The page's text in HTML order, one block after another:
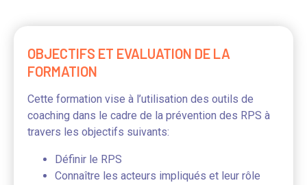
OBJECTIFS ET EVALUATION DE LA
FORMATION
Cette formation vise à l’utilisation des outils de
coaching dans le cadre de la prévention des RPS à
travers les objectifs suivants:
Définir le RPS
Connaître les acteurs impliqués et leur rôle